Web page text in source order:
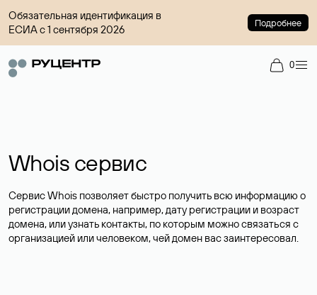
Обязательная идентификация в
ЕСИА с 1 сентября 2026
Подробнее
0
Whois сервис
Сервис Whois позволяет быстро получить всю информацию о
регистрации домена, например, дату регистрации и возраст
домена, или узнать контакты, по которым можно связаться с
организацией или человеком, чей домен вас заинтересовал.